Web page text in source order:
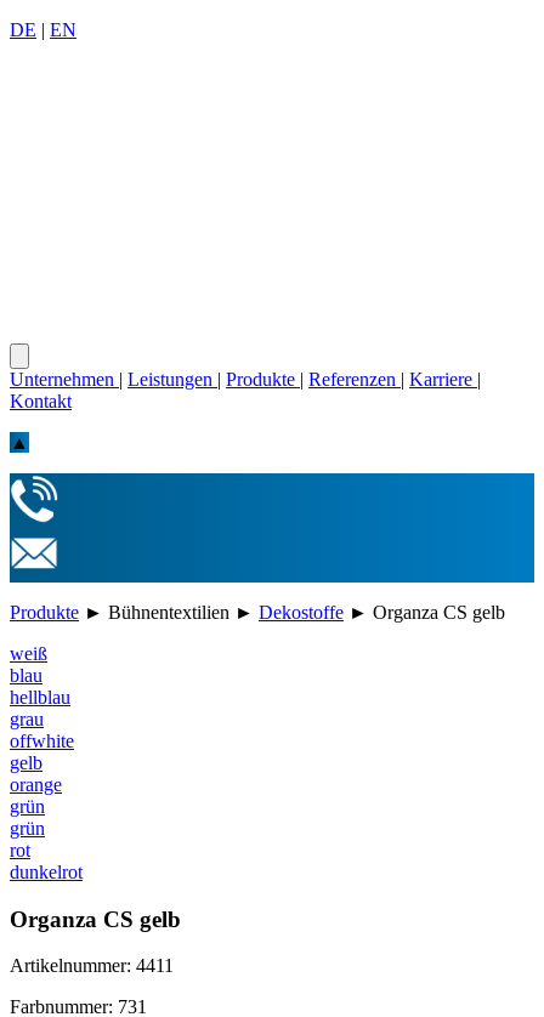
DE | EN
Unternehmen | Leistungen | Produkte | Referenzen | Karriere |
Kontakt
▲
Produkte ► Bühnentextilien ► Dekostoffe ► Organza CS gelb
weiß
blau
hellblau
grau
offwhite
gelb
orange
grün
grün
rot
dunkelrot
Organza CS gelb
Artikelnummer: 4411
Farbnummer: 731